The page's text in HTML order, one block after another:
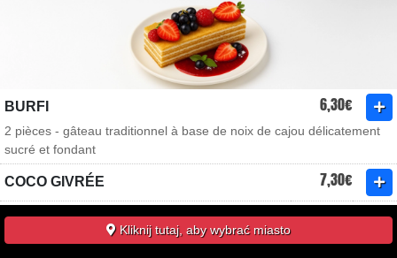
BURFI 6,30€
2 pièces - gâteau traditionnel à base de noix de cajou délicatement
sucré et fondant
COCO GIVRÉE 7,30€
GULAB JAMUN 5,30€
2 pièces - boules de pâte à base de lait concentré frites et imbibées
Kliknij tutaj, aby wybrać miasto